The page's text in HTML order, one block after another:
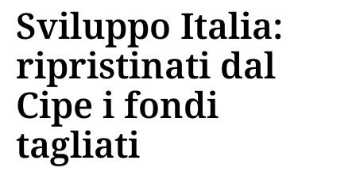
Sviluppo Italia:
ripristinati dal
Cipe i fondi
tagliati